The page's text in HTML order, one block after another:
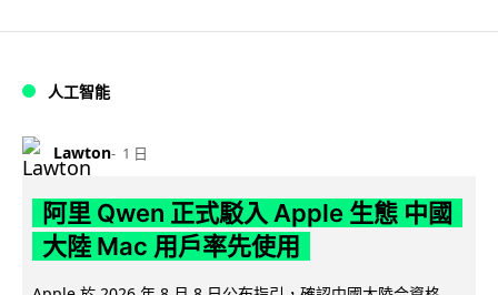
人工智能
Lawton 1 日
阿里 Qwen 正式駁入 Apple 生態 中國
大陸 Mac 用戶率先使用